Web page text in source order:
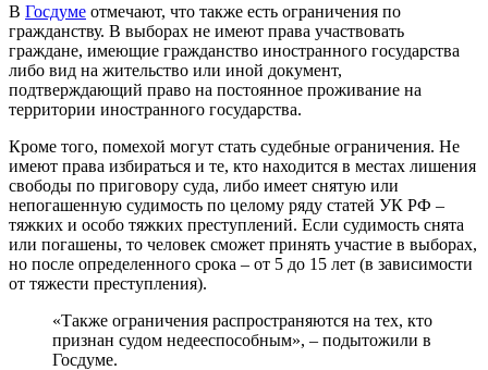
В Госдуме отмечают, что также есть ограничения по
гражданству. В выборах не имеют права участвовать
граждане, имеющие гражданство иностранного государства
либо вид на жительство или иной документ,
подтверждающий право на постоянное проживание на
территории иностранного государства.
Кроме того, помехой могут стать судебные ограничения. Не
имеют права избираться и те, кто находится в местах лишения
свободы по приговору суда, либо имеет снятую или
непогашенную судимость по целому ряду статей УК РФ –
тяжких и особо тяжких преступлений. Если судимость снята
или погашены, то человек сможет принять участие в выборах,
но после определенного срока – от 5 до 15 лет (в зависимости
от тяжести преступления).
«Также ограничения распространяются на тех, кто
признан судом недееспособным», – подытожили в
Госдуме.